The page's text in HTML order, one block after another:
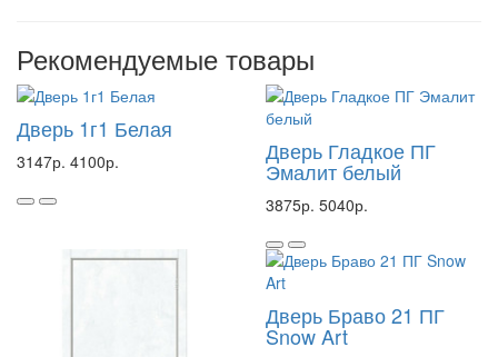
Рекомендуемые товары
Дверь 1г1 Белая
3147р. 4100р. Дверь Гладкое ПГ
Эмалит белый
3875р. 5040р.
Дверь Браво 21 ПГ
Snow Art